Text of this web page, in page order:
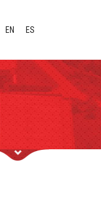
EN ES